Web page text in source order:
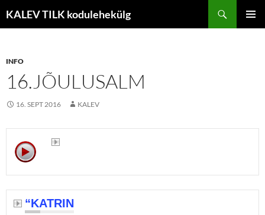
sisuKALEV TILK kodulehekülg
INFO
16.JÕULUSALM
16. SEPT 2016 KALEV
“KATRIN